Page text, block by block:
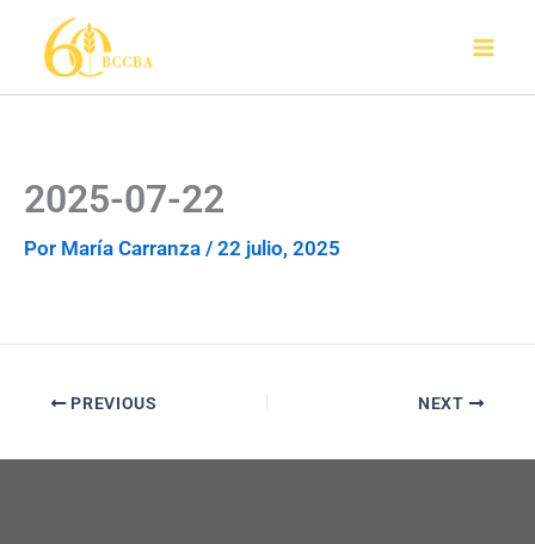
contenido
2025-07-22
Por María Carranza / 22 julio, 2025
PREVIOUS NEXT